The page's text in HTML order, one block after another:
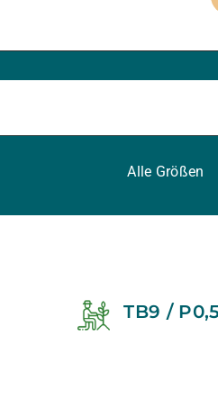
Alle Größen
TB9 / P0,5